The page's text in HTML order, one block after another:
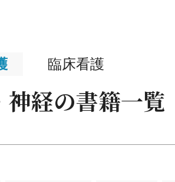
看護教育
助産
臨床看護
神経の書籍一覧